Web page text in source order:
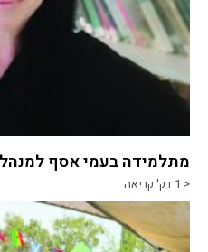
מתלמידה בעמי אסף
< 1 דק' קריאה